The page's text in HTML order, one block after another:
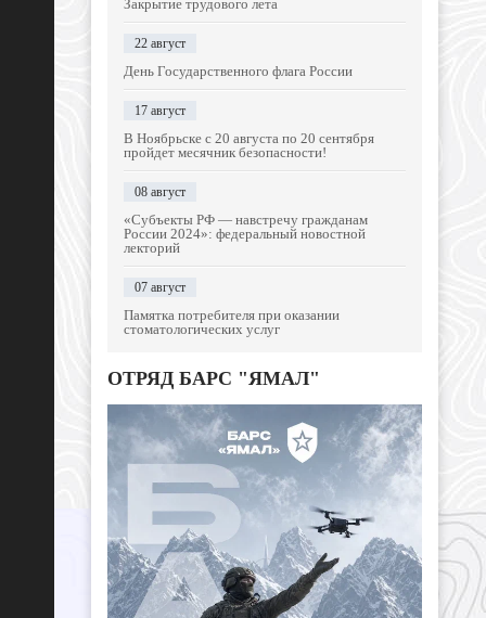
Закрытие трудового лета
22 август
День Государственного флага России
17 август
В Ноябрьске с 20 августа по 20 сентября
пройдет месячник безопасности!
08 август
«Субъекты РФ — навстречу гражданам
России 2024»: федеральный новостной
лекторий
07 август
Памятка потребителя при оказании
стоматологических услуг
ОТРЯД БАРС "ЯМАЛ"